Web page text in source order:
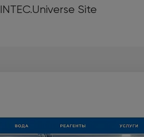
INTEC.Universe Site